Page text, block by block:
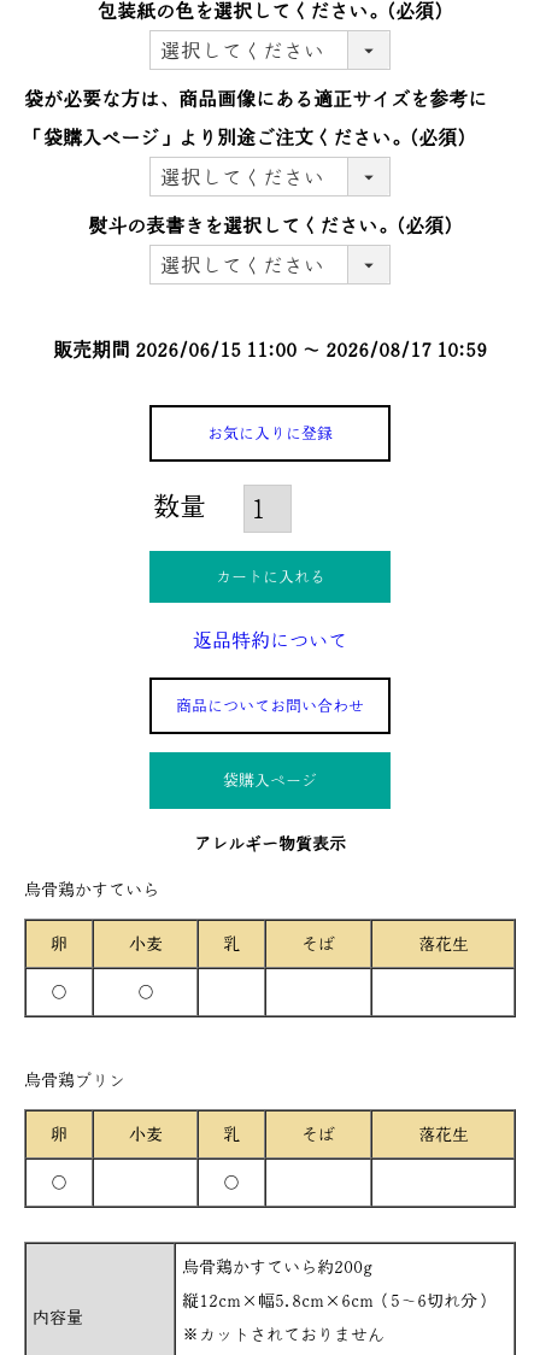
包装紙の色を選択してください。 (必須)
袋が必要な方は、商品画像にある適正サイズを参考に
「袋購入ぺージ」より別途ご注文ください。
(必須)
熨斗の表書きを選択してください。 (必須)
販売期間 2026/06/15 11:00 〜 2026/08/17 10:59
お気に入りに登録
カートに入れる
返品特約について
商品についてお問い合わせ
袋購入ぺージ
アレルギー物質表示
烏骨鶏かすていら
卵 小麦 乳 そば 落花生
○ ○
烏骨鶏プリン
卵 小麦 乳 そば 落花生
○ ○
内容量
烏骨鶏かすていら約200g
縦12cm×幅5.8cm×6cm（5～6切れ分）
※カットされておりません